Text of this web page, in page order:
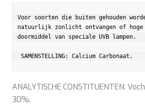
Voor soorten die buiten gehouden
natuurlijk zonlicht ontvangen of hoge
doormiddel van speciale UVB lampen.
SAMENSTELLING: Calcium Carbonaat,
ANALYTISCHE CONSTITUENTEN:
30%.